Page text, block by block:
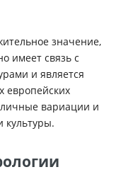
значение,
имеет связь с
и является
европейских
вариации и
культуры.